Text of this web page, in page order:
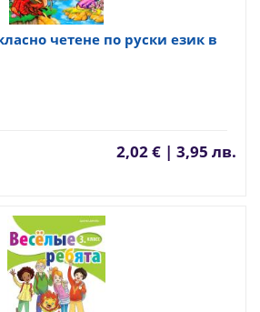
четене по руски език в
2,02 € | 3,95 лв.